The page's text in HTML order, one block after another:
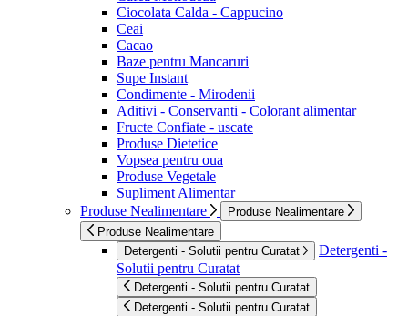
Ciocolata Calda - Cappucino
Ceai
Cacao
Baze pentru Mancaruri
Supe Instant
Condimente - Mirodenii
Aditivi - Conservanti - Colorant alimentar
Fructe Confiate - uscate
Produse Dietetice
Vopsea pentru oua
Produse Vegetale
Supliment Alimentar
Produse Nealimentare
Produse Nealimentare
Produse Nealimentare
Detergenti - Solutii pentru Curatat
Detergenti -
Solutii pentru Curatat
Detergenti - Solutii pentru Curatat
Detergenti - Solutii pentru Curatat